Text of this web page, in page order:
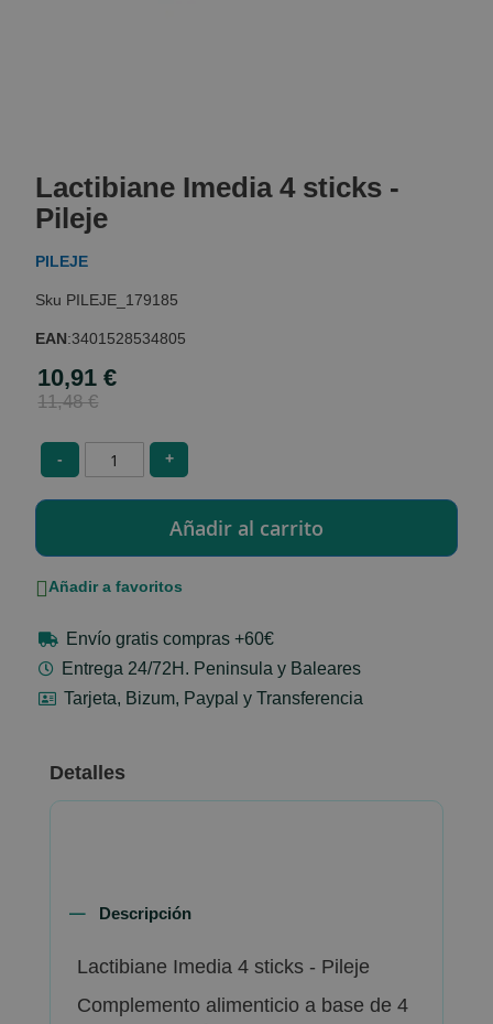
the
beginning
of
the
gallery
Lactibiane Imedia 4 sticks -
Pileje
PILEJE
PILEJE_179185
EAN:3401528534805
Special
Price
10,91 €
11,48 €
- +
Añadir a favoritos
Envío gratis compras +60€
Entrega 24/72H. Peninsula y Baleares
Tarjeta, Bizum, Paypal y Transferencia
Detalles
Descripción
Lactibiane Imedia 4 sticks - Pileje
Complemento alimenticio a base de 4